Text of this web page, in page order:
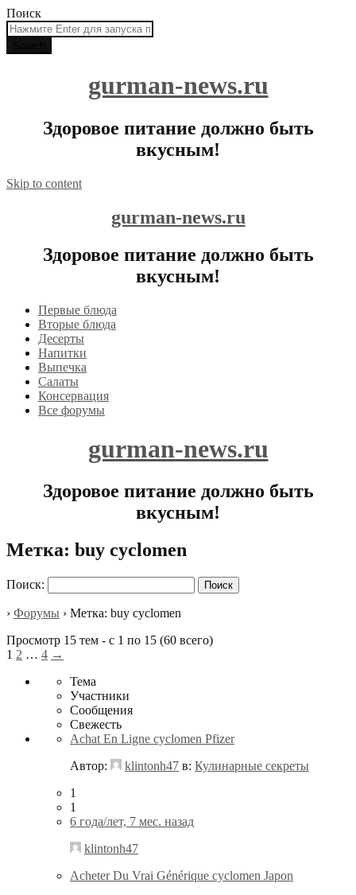
Поиск
gurman-news.ru
Здоровое питание должно быть
вкусным!
Skip to content
gurman-news.ru
Здоровое питание должно быть
вкусным!
Первые блюда
Вторые блюда
Десерты
Напитки
Выпечка
Салаты
Консервация
Все форумы
gurman-news.ru
Здоровое питание должно быть
вкусным!
Метка: buy cyclomen
Поиск:
› Форумы › Метка: buy cyclomen
Просмотр 15 тем - с 1 по 15 (60 всего)
1 2 … 4 →
Тема
Участники
Сообщения
Свежесть
Achat En Ligne cyclomen Pfizer
Автор:
klintonh47 в: Кулинарные секреты
1
1
6 года/лет, 7 мес. назад
klintonh47
Acheter Du Vrai Générique cyclomen Japon